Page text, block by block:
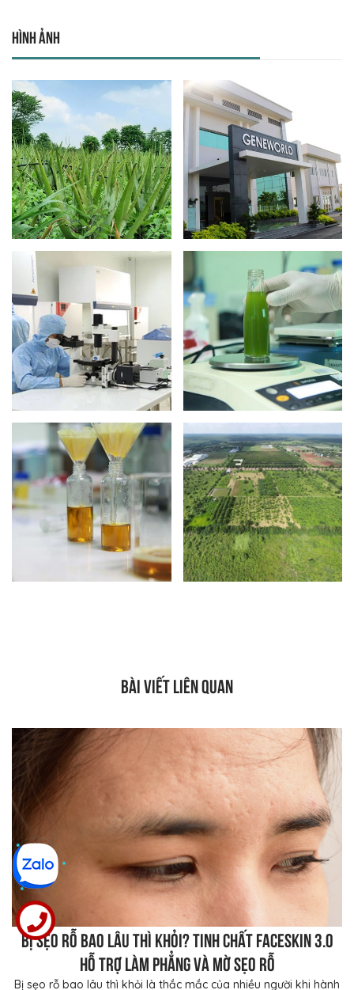
Hình ảnh
BÀI VIẾT LIÊN QUAN
Bị sẹo rỗ bao lâu thì khỏi? Tinh chất FaceSkin 3.0
hỗ trợ làm phẳng và mờ sẹo rỗ
Bị sẹo rỗ bao lâu thì khỏi là thắc mắc của nhiều người khi hành